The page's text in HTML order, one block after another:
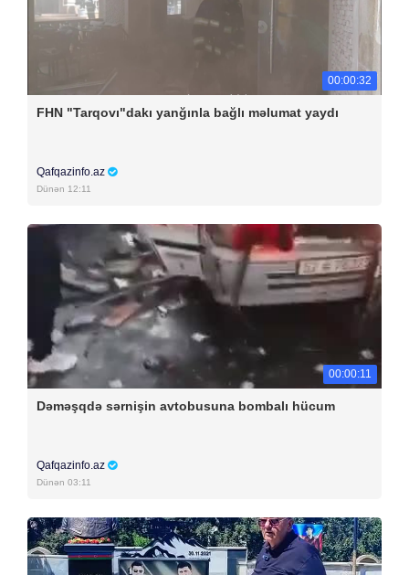
00:00:32
FHN "Tarqovı"dakı yanğınla bağlı məlumat yaydı
Qafqazinfo.az
Dünən 12:11
00:00:11
Dəməşqdə sərnişin avtobusuna bombalı hücum
Qafqazinfo.az
Dünən 03:11